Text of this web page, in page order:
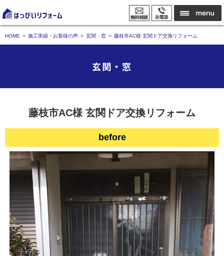
HOME 施工実績・お客様の声 玄関・窓 藤枝市AC様 玄関ドア交換リフォーム
玄関・窓
藤枝市AC様 玄関ドア交換リフォーム
before